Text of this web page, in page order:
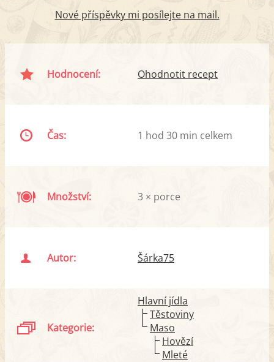
Nové příspěvky mi posílejte na mail.
Hodnocení: Ohodnotit recept
Čas: 1 hod 30 min celkem
Množství: 3 × porce
Autor: Šárka75
Kategorie:
Hlavní jídla
Těstoviny
Maso
Hovězí
Mleté